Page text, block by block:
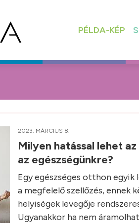
PÉLDA-KÉP
2023. MÁRCIUS 8.
Milyen hatással lehet
az egészségünkre?
Egy egészséges otthon
a megfelelő szellőzés, ennek
helyiségek levegője
Ugyanakkor ha nem